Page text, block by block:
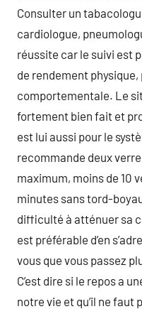
Consulter un
cardiologue,
réussite car le suivi est
de rendement
comportementale. Le
fortement bien fait et
est lui aussi pour le
recommande deux
maximum, moins de 10
minutes sans tord-
difficulté à atténuer sa
est préférable d’en
vous que vous passez
C’est dire si le repos a
notre vie et qu’il ne faut